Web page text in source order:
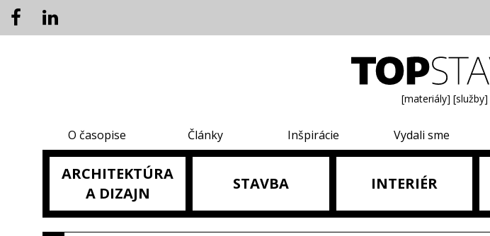
[materiály] [služby]
O časopise Články Inšpirácie Vydali sme
ARCHITEKTÚRA
A DIZAJN
STAVBA INTERIÉR